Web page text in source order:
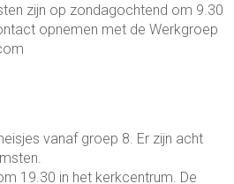
zijn op zondagochtend om 9.30
opnemen met de Werkgroep
vanaf groep 8. Er zijn acht
19.30 in het kerkcentrum. De